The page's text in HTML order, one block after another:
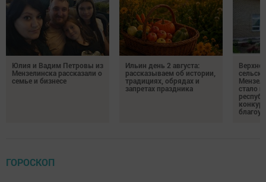
Юлия и Вадим Петровы из
Мензелинска рассказали о
семье и бизнесе
Ильин день 2 августа:
рассказываем об истории,
традициях, обрядах и
запретах праздника
стало
ГОРОСКОП